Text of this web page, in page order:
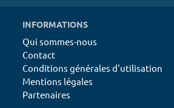
INFORMATIONS
Qui sommes-nous
Contact
Conditions générales d'utilisation
Mentions légales
Partenaires